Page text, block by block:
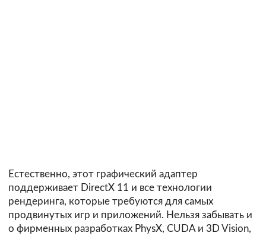
Естественно, этот графический адаптер
поддерживает DirectX 11 и все технологии
рендеринга, которые требуются для самых
продвинутых игр и приложений. Нельзя забывать и
о фирменных разработках PhysX, CUDA и 3D Vision,